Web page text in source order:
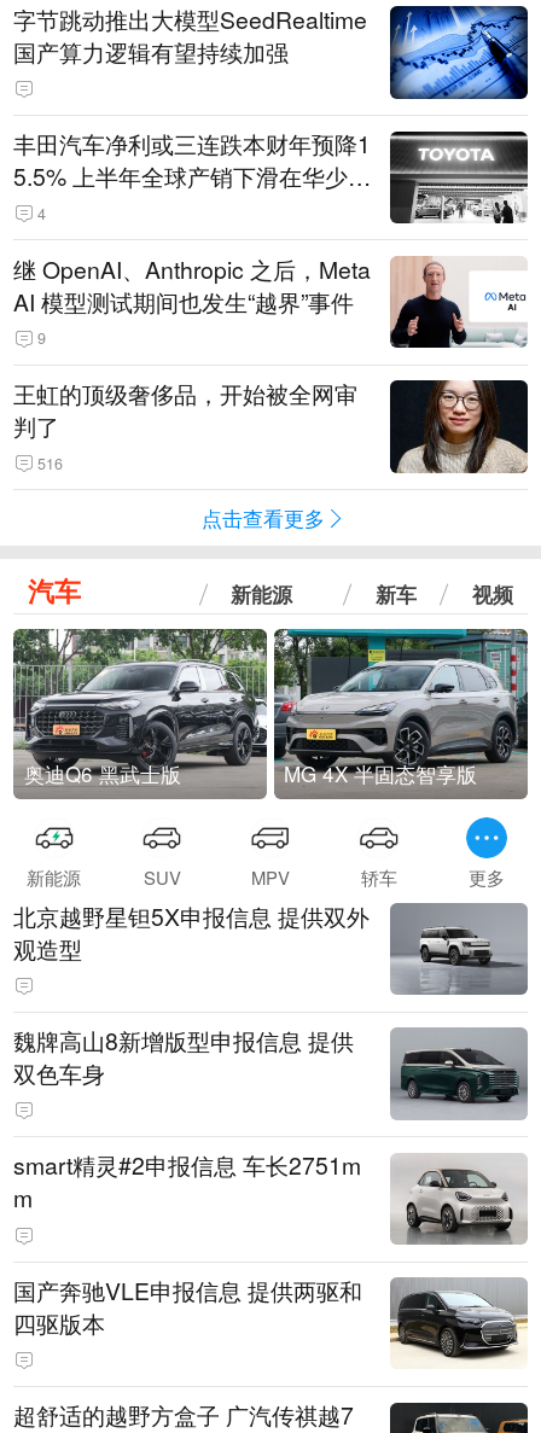
字节跳动推出大模型SeedRealtime
国产算力逻辑有望持续加强
丰田汽车净利或三连跌本财年预降1
5.5% 上半年全球产销下滑在华少卖
14.3万辆
4
继 OpenAI、Anthropic 之后，Meta
AI 模型测试期间也发生“越界”事件
9
王虹的顶级奢侈品，开始被全网审
判了
516
点击查看更多
汽车 新能源 新车 视频
奥迪Q6 黑武士版 MG 4X 半固态智享版
新能源 SUV MPV 轿车 更多
北京越野星钽5X申报信息 提供双外
观造型
魏牌高山8新增版型申报信息 提供
双色车身
smart精灵#2申报信息 车长2751m
m
国产奔驰VLE申报信息 提供两驱和
四驱版本
超舒适的越野方盒子 广汽传祺越7